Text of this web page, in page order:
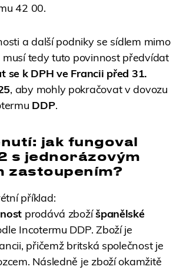
42 00.
a další podniky se sídlem mimo
musí tedy tuto povinnost předvídat
se k DPH ve Francii před 31.
, aby mohly pokračovat v dovozu
DDP.
jak fungoval
s jednorázovým
zastoupením?
příklad:
prodává zbožíšpanělské
Incotermu DDP. Zboží je
přičemž britská společnost je
Následně je zboží okamžitě